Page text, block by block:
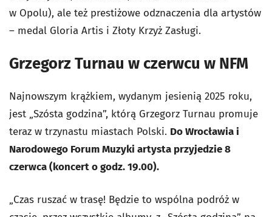
w Opolu), ale też prestiżowe odznaczenia dla artystów
– medal Gloria Artis i Złoty Krzyż Zasługi.
Grzegorz Turnau w czerwcu w NFM
Najnowszym krążkiem, wydanym jesienią 2025 roku,
jest „Szósta godzina”, którą Grzegorz Turnau promuje
teraz w trzynastu miastach Polski. Do Wrocławia i
Narodowego Forum Muzyki artysta przyjedzie 8
czerwca (koncert o godz. 19.00).
„Czas ruszać w trasę! Będzie to wspólna podróż w